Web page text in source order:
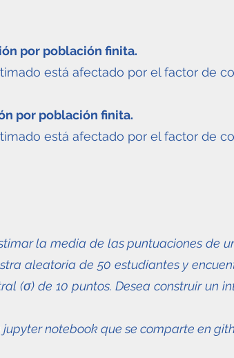
por población finita.
está afectado por el factor de
por población finita.
está afectado por el factor de
la media de las puntuaciones de
aleatoria de 50 estudiantes y
(σ) de 10 puntos. Desea construir un
notebook que se comparte en